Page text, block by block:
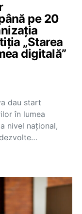
pe 20
„Starea
digitală”
dau start
în lumea
nivel național,